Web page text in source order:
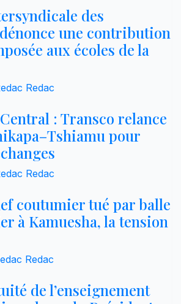
des
une contribution
aux écoles de la
Redac
: Transco relance
pour
Redac
coutumier tué par balle
à Kamuesha, la tension
Redac
de l’enseignement